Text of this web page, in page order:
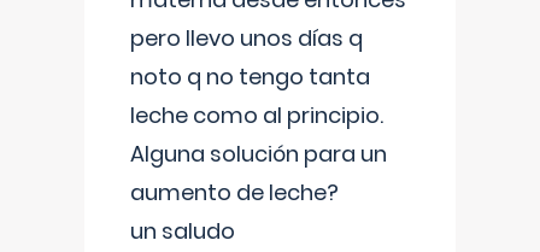
pero llevo unos días q
noto q no tengo tanta
leche como al principio.
Alguna solución para un
aumento de leche?
un saludo